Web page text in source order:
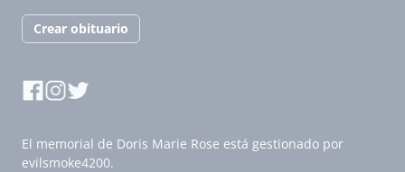
Crear obituario
El memorial de Doris Marie Rose está gestionado por
evilsmoke4200.